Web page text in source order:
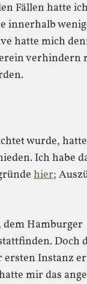
Fällen hatte
innerhalb
hatte mich
verhindern
wurde,
Ich habe
hier;
dem Hamburger
Doch
Instanz
mir das